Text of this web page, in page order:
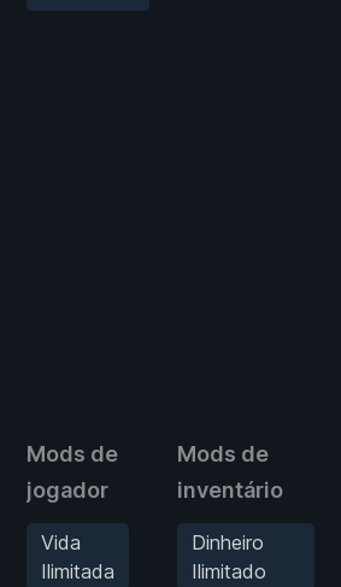
Mods de
jogador
Vida
Ilimitada
Mods de
inventário
Dinheiro
Ilimitado